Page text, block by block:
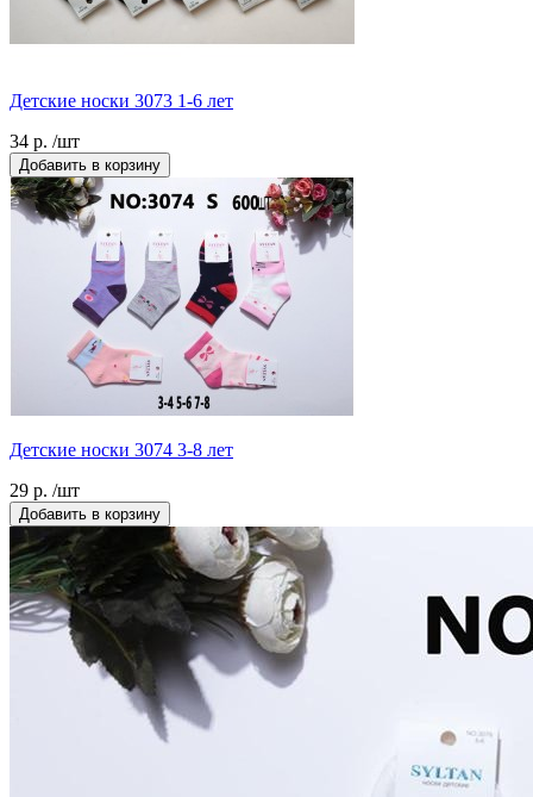
Детские носки 3073 1-6 лет
34 р. /шт
Добавить в корзину
Детские носки 3074 3-8 лет
29 р. /шт
Добавить в корзину